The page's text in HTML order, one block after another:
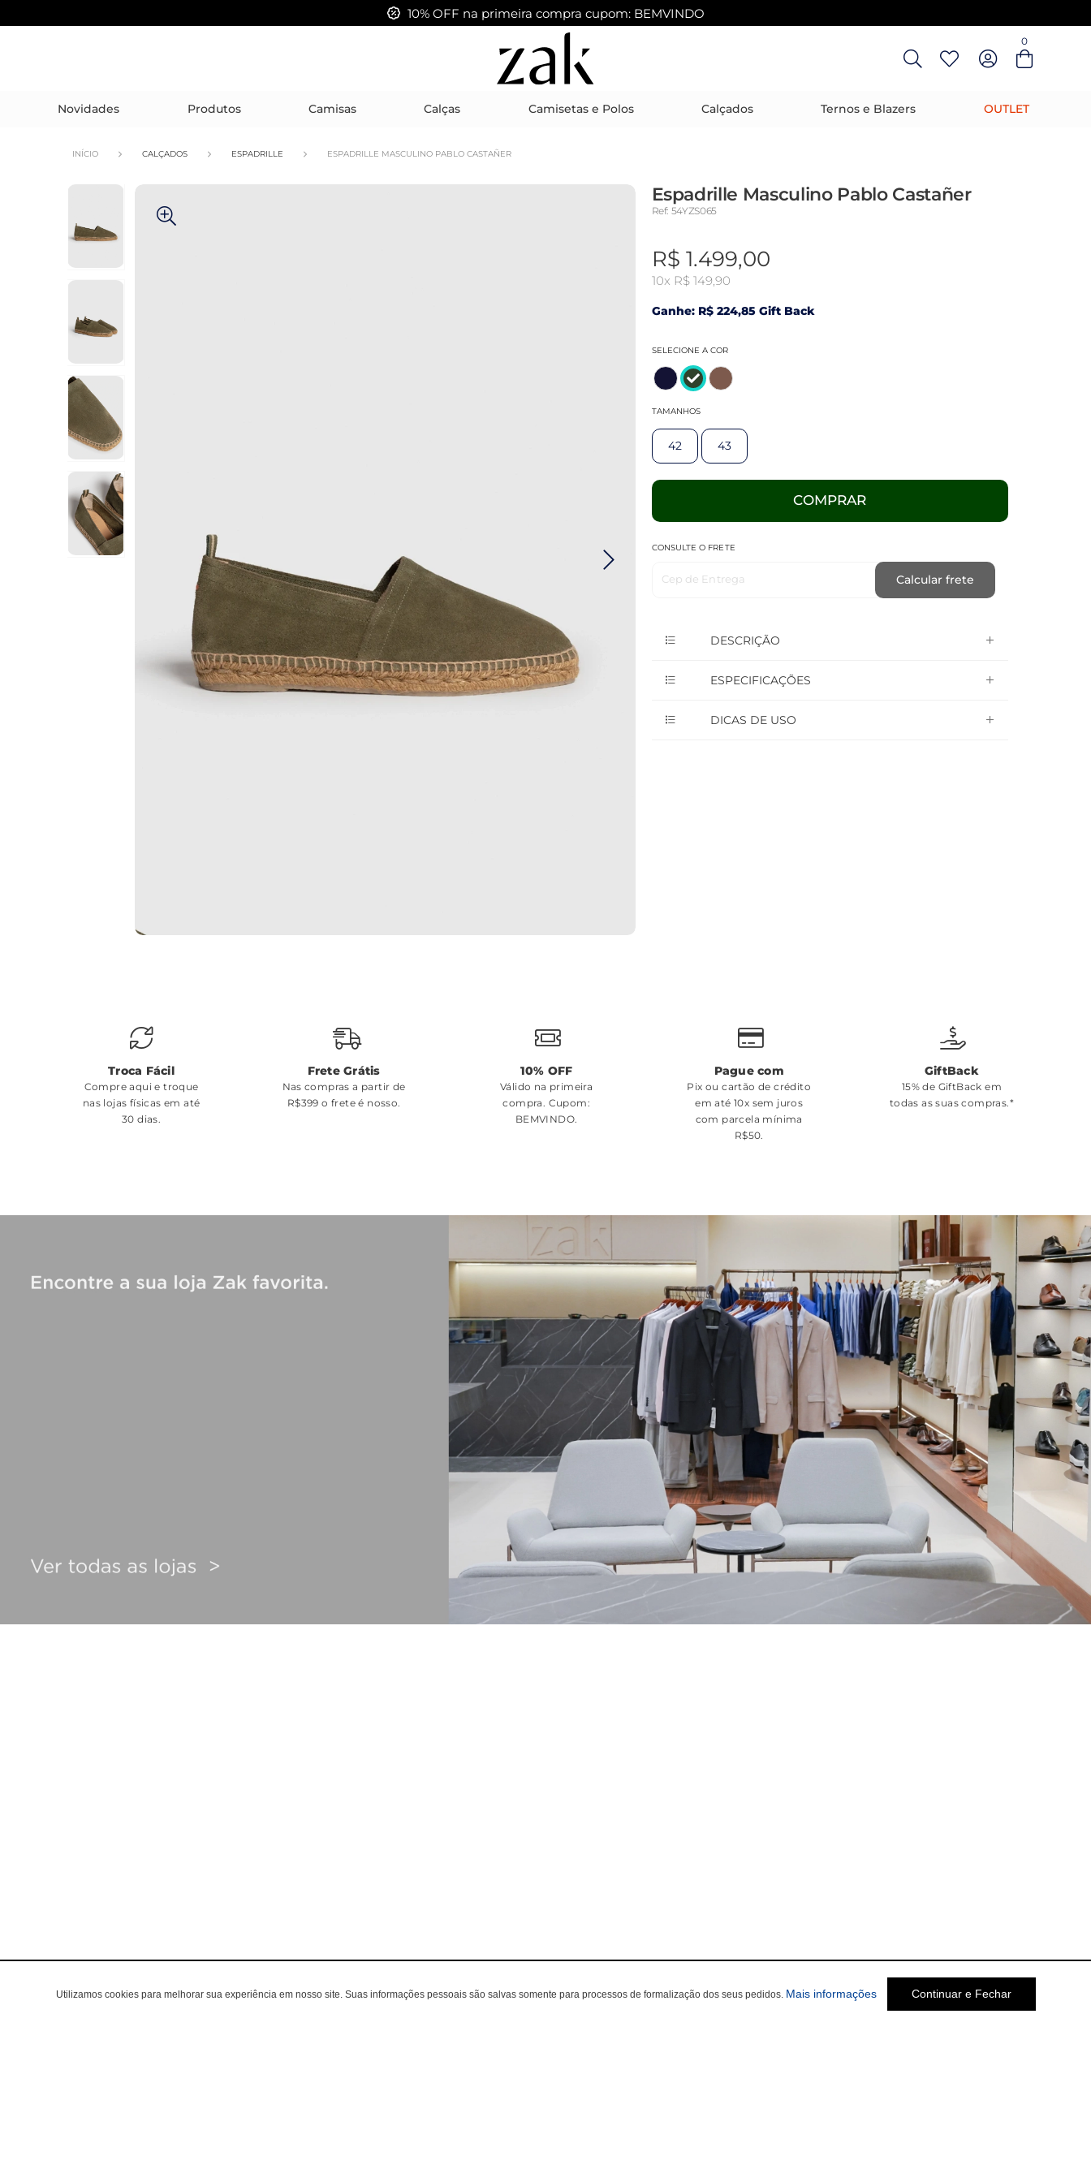
Entre com email ou cpf/cnpj
FRETE GRÁTIS acima de R$ 399,00
0
Novidades Produtos Camisas Calças Camisetas e Polos Calçados Ternos e Blazers OUTLET
INÍCIO CALÇADOS ESPADRILLE ESPADRILLE MASCULINO PABLO CASTAÑER
Espadrille Masculino Pablo Castañer
Ref: 54YZS065
R$ 1.499,00
10x R$ 149,90
Ganhe: R$ 224,85 Gift Back
SELECIONE A COR
TAMANHOS
42 43
COMPRAR
CONSULTE O FRETE
Cep de Entrega Calcular frete
DESCRIÇÃO
ESPECIFICAÇÕES
DICAS DE USO
Troca Fácil
Compre aqui e troque
nas lojas físicas em até
30 dias.
Frete Grátis
Nas compras a partir de
R$399 o frete é nosso.
10% OFF
Válido na primeira
compra. Cupom:
BEMVINDO.
Pague com
Pix ou cartão de crédito
em até 10x sem juros
com parcela mínima
R$50.
GiftBack
15% de GiftBack em
todas as suas compras.*
Utilizamos cookies para melhorar sua experiência em nosso site. Suas informações pessoais são salvas somente para processos de formalização dos seus pedidos. Mais informações Continuar e Fechar